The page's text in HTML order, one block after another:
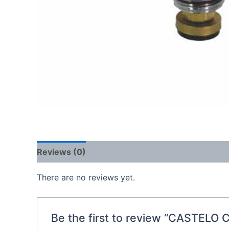
Reviews (0)
There are no reviews yet.
Be the first to review “CASTELO